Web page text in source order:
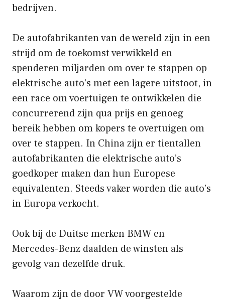
bedrijven.
De autofabrikanten van de wereld zijn in een
strijd om de toekomst verwikkeld en
spenderen miljarden om over te stappen op
elektrische auto’s met een lagere uitstoot, in
een race om voertuigen te ontwikkelen die
concurrerend zijn qua prijs en genoeg
bereik hebben om kopers te overtuigen om
over te stappen. In China zijn er tientallen
autofabrikanten die elektrische auto’s
goedkoper maken dan hun Europese
equivalenten. Steeds vaker worden die auto’s
in Europa verkocht.
Ook bij de Duitse merken BMW en
Mercedes-Benz daalden de winsten als
gevolg van dezelfde druk.
Waarom zijn de door VW voorgestelde